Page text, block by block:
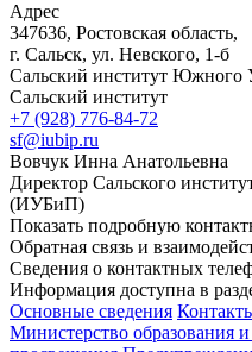
Адрес
347636, Ростовская область,
г. Сальск, ул. Невского, 1-б
Сальский институт Южного
Сальский институт
+7 (928) 776-84-72
sf@iubip.ru
Вовчук Инна Анатольевна
Директор Сальского
(ИУБиП)
Показать подробную
Обратная связь и
Сведения о контактных
Информация доступна в
Основные сведения
Министерство образования